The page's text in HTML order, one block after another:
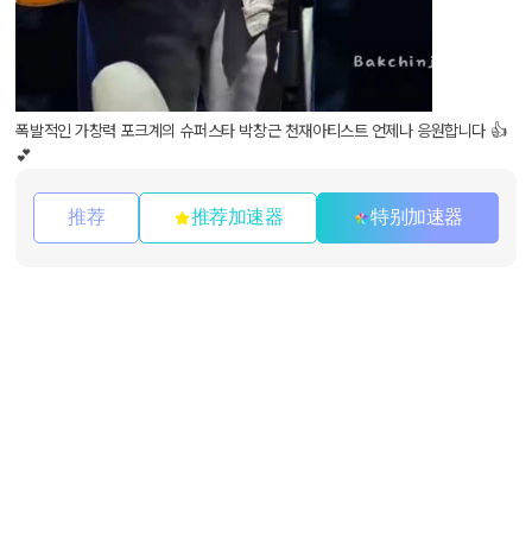
폭발적인 가창력 포크계의 슈퍼스타 박창근 천재아티스트 언제나 응원합니다 👍
💕
推荐 推荐加速器 特别加速器